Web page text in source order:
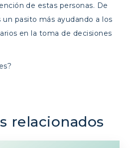
de estas personas. De
pasito más ayudando a los
en la toma de decisiones
relacionados